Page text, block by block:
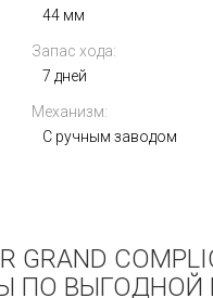
44 мм
Запас хода:
7 дней
Механизм:
С ручным заводом
GRAND
ПО ВЫГОДНОЙ